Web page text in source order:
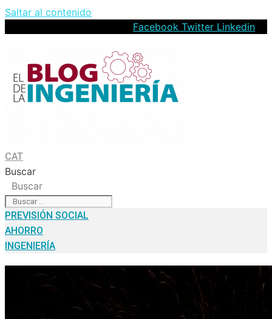
Saltar al contenido
Facebook Twitter Linkedin
CAT
Buscar
Buscar
PREVISIÓN SOCIAL
AHORRO
INGENIERÍA